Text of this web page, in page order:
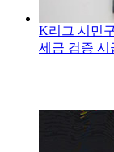
K리그 시민
세금 검증 시